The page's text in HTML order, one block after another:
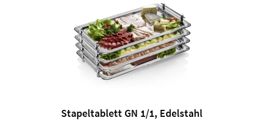
Stapeltablett GN 1/1, Edelstahl